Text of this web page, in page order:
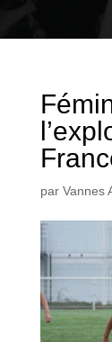
par Vannes